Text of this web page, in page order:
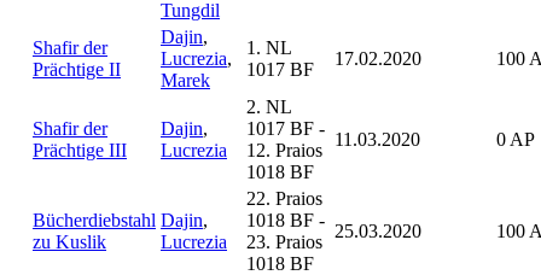
Tungdil
Shafir der
Prächtige II
Dajin,
Lucrezia,
Marek
1. NL
1017 BF
17.02.2020 100
Shafir der
Prächtige III
Dajin,
Lucrezia
2. NL
1017 BF -
12. Praios
1018 BF
11.03.2020 0 AP
Bücherdiebstahl
zu Kuslik
Dajin,
Lucrezia
22. Praios
1018 BF -
23. Praios
1018 BF
25.03.2020 100